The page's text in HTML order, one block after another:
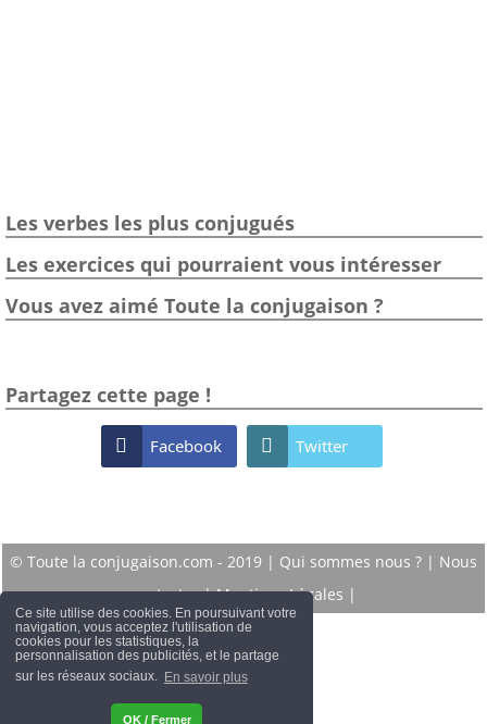
Ce site utilise des cookies. En poursuivant votre
navigation, vous acceptez l'utilisation de
cookies pour les statistiques, la
personnalisation des publicités, et le partage
sur les réseaux sociaux. En savoir plus
OK / Fermer
Les verbes les plus conjugués
Les exercices qui pourraient vous intéresser
Vous avez aimé Toute la conjugaison ?
Partagez cette page !
 Facebook  Twitter
© Toute la conjugaison.com - 2019 | Qui sommes nous ? | Nous
contacter|Mentions Légales |